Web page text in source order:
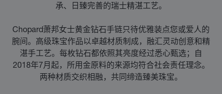
承、日臻完善的瑞士精湛工艺。
Chopard萧邦女士黄金钻石手链只待优雅装点您或爱人的
腕间。高级珠宝作品以卓越材质制成，融汇灵动创意和精
湛手工艺。每枚钻石都依照其亮度经过悉心甄选；自
2018年7月起，所用金原料的来源均符合社会责任理念。
两种材质交织相融，共同缔造臻美珠宝。